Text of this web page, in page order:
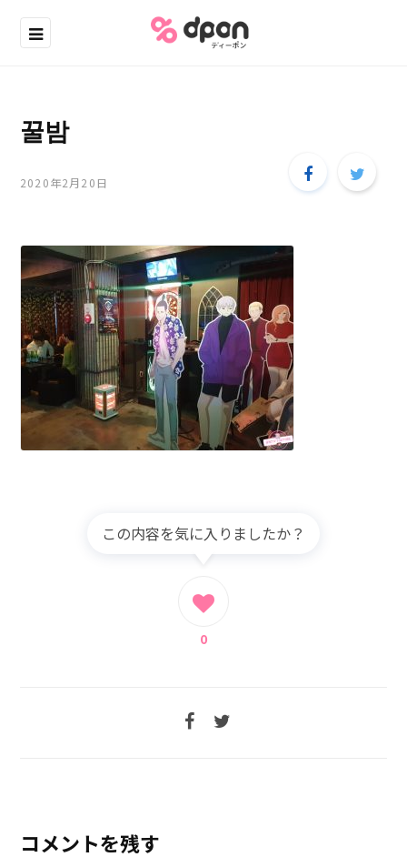
꿀밤
2020年2月20日
この内容を気に入りましたか？
0
コメントを残す